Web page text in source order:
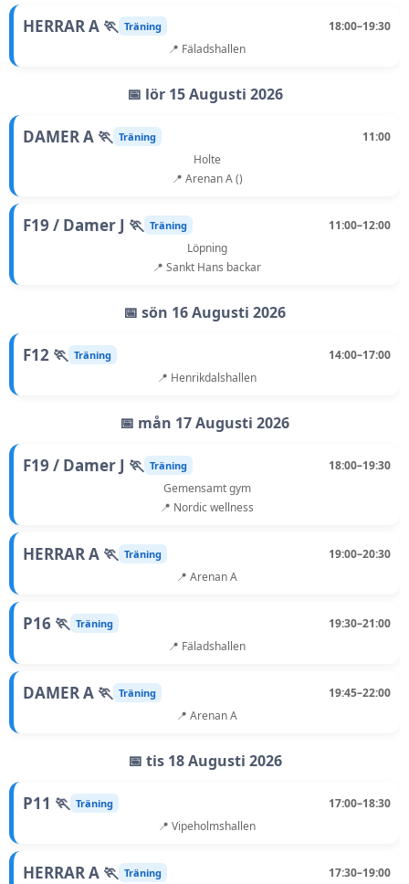
HERRAR A 🏃 Träning
18:00–19:30
📍 Fäladshallen
📅 lör 15 Augusti 2026
DAMER A 🏃 Träning
11:00
Holte
📍 Arenan A ()
F19 / Damer J 🏃 Träning
11:00–12:00
Löpning
📍 Sankt Hans backar
📅 sön 16 Augusti 2026
F12 🏃 Träning
14:00–17:00
📍 Henrikdalshallen
📅 mån 17 Augusti 2026
F19 / Damer J 🏃 Träning
18:00–19:30
Gemensamt gym
📍 Nordic wellness
HERRAR A 🏃 Träning
19:00–20:30
📍 Arenan A
P16 🏃 Träning
19:30–21:00
📍 Fäladshallen
DAMER A 🏃 Träning
19:45–22:00
📍 Arenan A
📅 tis 18 Augusti 2026
P11 🏃 Träning
17:00–18:30
📍 Vipeholmshallen
HERRAR A 🏃 Träning
17:30–19:00